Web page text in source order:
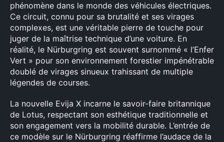
phénomène dans le monde des véhicules électriques.
Ce circuit, connu pour sa brutalité et ses virages
complexes, est une véritable pierre de touche pour
juger de la maîtrise technique d’une voiture. En
réalité, le Nürburgring est souvent surnommé « l’Enfer
Vert » pour son environnement forestier impénétrable
doublé de virages sinueux trahissant de multiple
légendes de courses.
La nouvelle Evija X incarne le savoir-faire britannique
de Lotus, respectant son esthétique traditionnelle et
son engagement vers la mobilité durable. L’entrée de
ce modèle sur le Nürburgring réaffirme l’audace de la